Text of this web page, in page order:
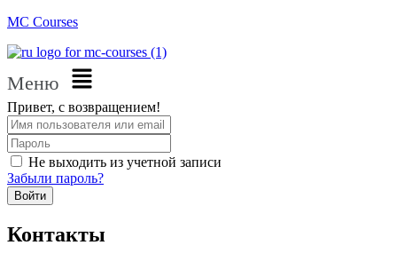
MC Courses
Меню
Привет, с возвращением!
Не выходить из учетной записи
Забыли пароль?
Войти
Контакты